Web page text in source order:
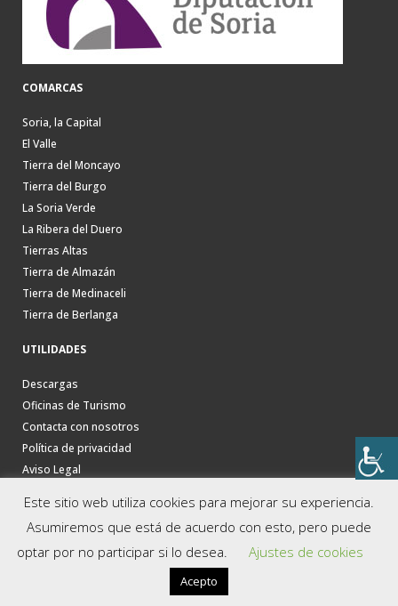
COMARCAS
Soria, la Capital
El Valle
Tierra del Moncayo
Tierra del Burgo
La Soria Verde
La Ribera del Duero
Tierras Altas
Tierra de Almazán
Tierra de Medinaceli
Tierra de Berlanga
UTILIDADES
Descargas
Oficinas de Turismo
Contacta con nosotros
Política de privacidad
Aviso Legal
Este sitio web utiliza cookies para mejorar su experiencia.
Asumiremos que está de acuerdo con esto, pero puede
optar por no participar si lo desea.
Ajustes de cookies
Acepto